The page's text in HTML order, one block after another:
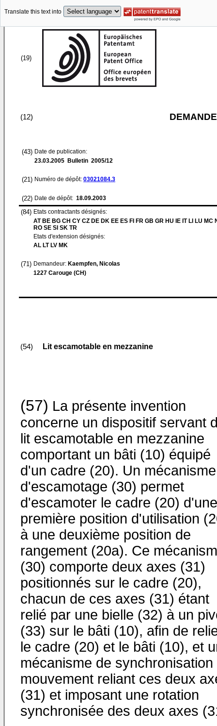
Translate this text into
(19)
(12)
(43) Date de publication:
23.03.2005 Bulletin 2005/12
(21) Numéro de dépôt: 03021084.3
(22) Date de dépôt: 18.09.2003
(84) Etats contractants désignés:
AT BE BG CH CY CZ DE DK EE ES FI FR GB GR HU IE IT LI LU MC
RO SE SI SK TR
Etats d'extension désignés:
AL LT LV MK
(71) Demandeur: Kaempfen, Nicolas
1227 Carouge (CH)
(54) Lit escamotable en mezzanine
(57) La présente invention
concerne un dispositif servant
lit escamotable en mezzanine
comportant un bâti (10) équipé
d'un cadre (20). Un mécanisme
d'escamotage (30) permet
d'escamoter le cadre (20) d'une
première position d'utilisation
à une deuxième position de
rangement (20a). Ce
(30) comporte deux axes (31)
positionnés sur le cadre (20),
chacun de ces axes (31) étant
relié par une bielle (32) à un
(33) sur le bâti (10), afin de
le cadre (20) et le bâti (10), et
mécanisme de synchronisation
mouvement reliant ces deux
(31) et imposant une rotation
synchronisée des deux axes